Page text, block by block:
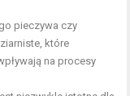
pieczywa czy
które
na procesy